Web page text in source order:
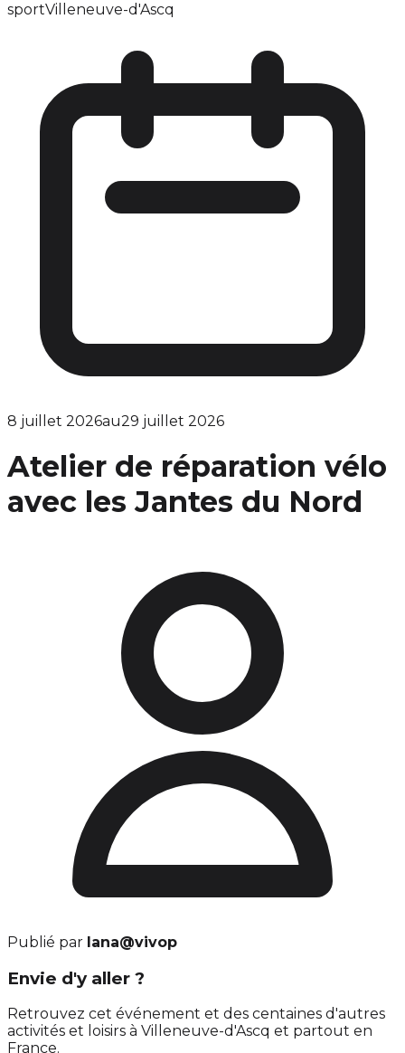
sportVilleneuve-d'Ascq
8 juillet 2026au29 juillet 2026
Atelier de réparation vélo
avec les Jantes du Nord
Publié par lana@vivop
Envie d'y aller ?
Retrouvez cet événement et des centaines d'autres
activités et loisirs à Villeneuve-d'Ascq et partout en
France.